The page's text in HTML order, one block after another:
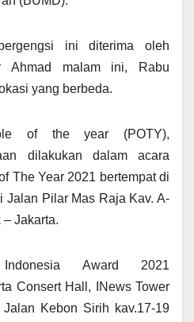
ini diterima oleh
Ahmad malam ini, Rabu
yang berbeda.
of the year (POTY),
dilakukan dalam acara
The Year 2021 bertempat di
Jalan Pilar Mas Raja Kav. A-
– Jakarta.
Award 2021
Consert Hall, INews Tower
Kebon Sirih kav.17-19